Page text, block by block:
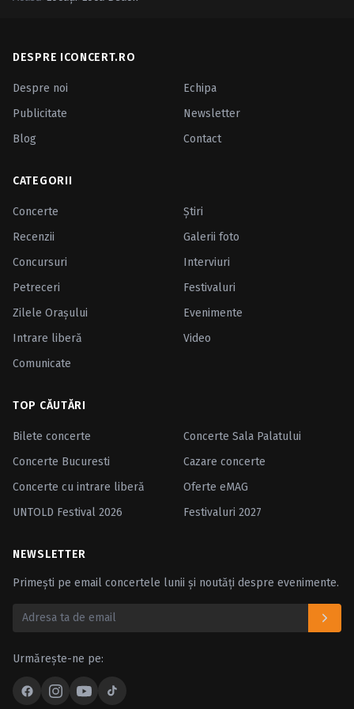
Caută în site...
DESPRE ICONCERT.RO
Despre noi
Echipa
Publicitate
Newsletter
Blog
Contact
CATEGORII
Concerte
Ştiri
Recenzii
Galerii foto
Concursuri
Interviuri
Petreceri
Festivaluri
Zilele Oraşului
Evenimente
Intrare liberă
Video
Comunicate
TOP CĂUTĂRI
Bilete concerte
Concerte Sala Palatului
Concerte Bucuresti
Cazare concerte
Concerte cu intrare liberă
Oferte eMAG
UNTOLD Festival 2026
Festivaluri 2027
NEWSLETTER
Primești pe email concertele lunii și noutăți despre evenimente.
Urmărește-ne pe: